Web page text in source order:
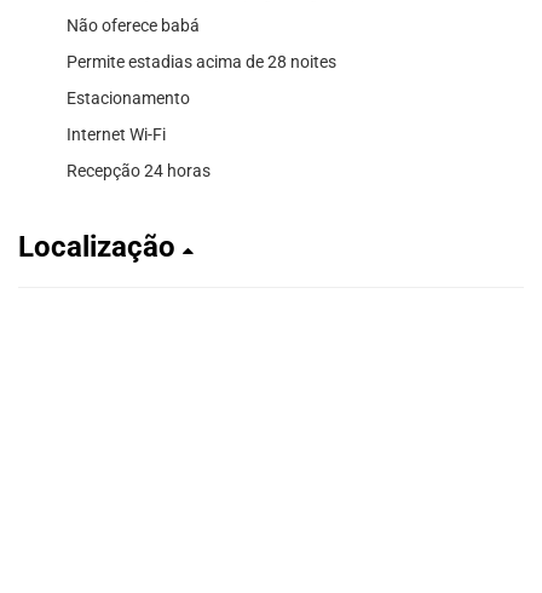
Não oferece babá
Permite estadias acima de 28 noites
Estacionamento
Internet Wi-Fi
Recepção 24 horas
Localização